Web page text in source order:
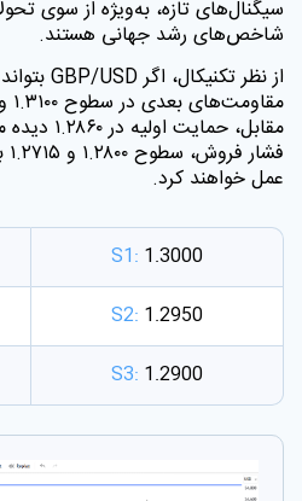
سیگنال‌های تازه، به‌ویژه از سوی
شاخص‌های رشد جهانی هستند.
از نظر تکنیکال، اگرGBP/USD
مقابل،
عمل خواهند کرد.
S1: 1.3000
S2: 1.2950
S3: 1.2900